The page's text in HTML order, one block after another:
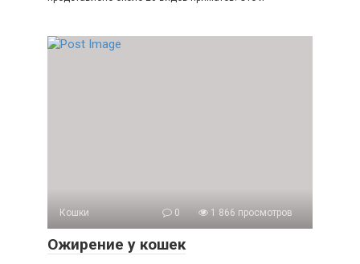
Кошки 0 1 866 просмотров
Ожирение у кошек